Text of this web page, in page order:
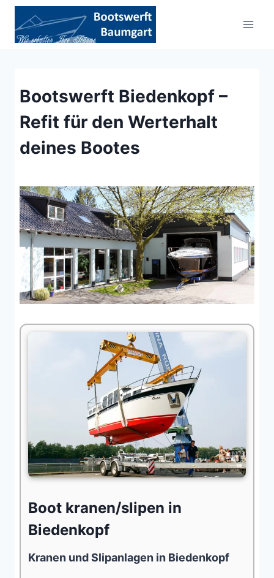
Zum
Inhalt
springen
Bootswerft Biedenkopf –
Refit für den Werterhalt
deines Bootes
Boot kranen/slipen in
Biedenkopf
Kranen und Slipanlagen in Biedenkopf